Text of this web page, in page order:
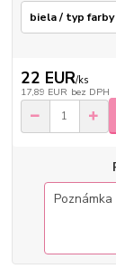
22 EUR/ks
17,89 EUR bez DPH